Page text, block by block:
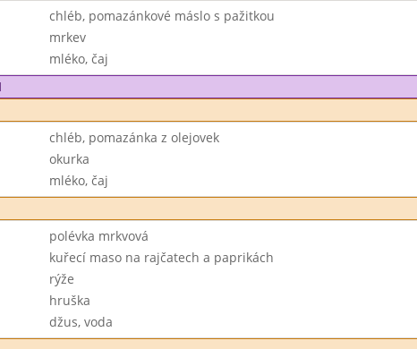
chléb, pomazánkové máslo s pažitkou
mrkev
mléko, čaj
chléb, pomazánka z olejovek
okurka
mléko, čaj
polévka mrkvová
kuřecí maso na rajčatech a paprikách
rýže
hruška
džus, voda